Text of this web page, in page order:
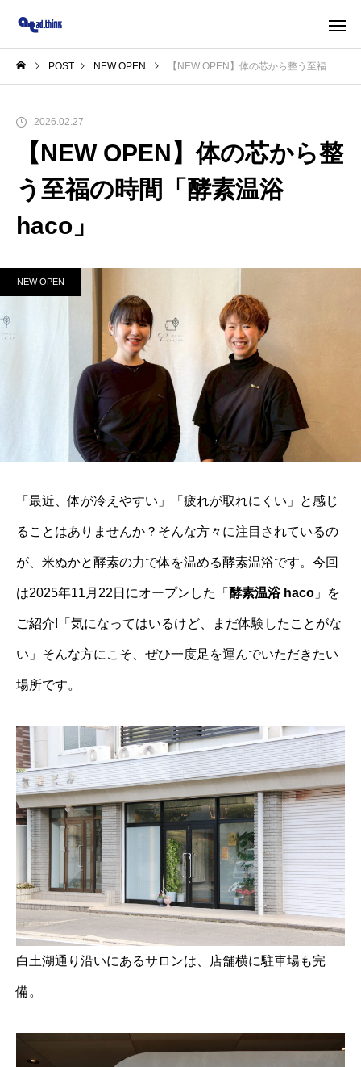
POST NEW OPEN 【NEW OPEN】体の芯から整う至福の時間「酵素温浴 haco」
2026.02.27
【NEW OPEN】体の芯から整
う至福の時間「酵素温浴
haco」
NEW OPEN
「最近、体が冷えやすい」「疲れが取れにくい」と感じ
ることはありませんか？そんな方々に注目されているの
が、米ぬかと酵素の力で体を温める酵素温浴です。今回
は2025年11月22日にオープンした「 酵素温浴 haco 」を
ご紹介!「気になってはいるけど、まだ体験したことがな
い」そんな方にこそ、ぜひ一度足を運んでいただきたい
場所です。
白土湖通り沿いにあるサロンは、店舗横に駐車場も完
備。